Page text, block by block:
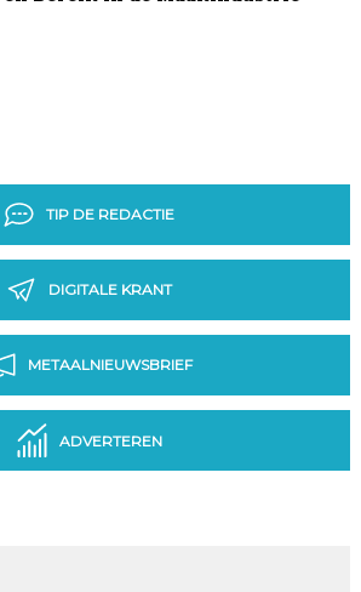
TIP DE REDACTIE
DIGITALE KRANT
METAALNIEUWSBRIEF
ADVERTEREN